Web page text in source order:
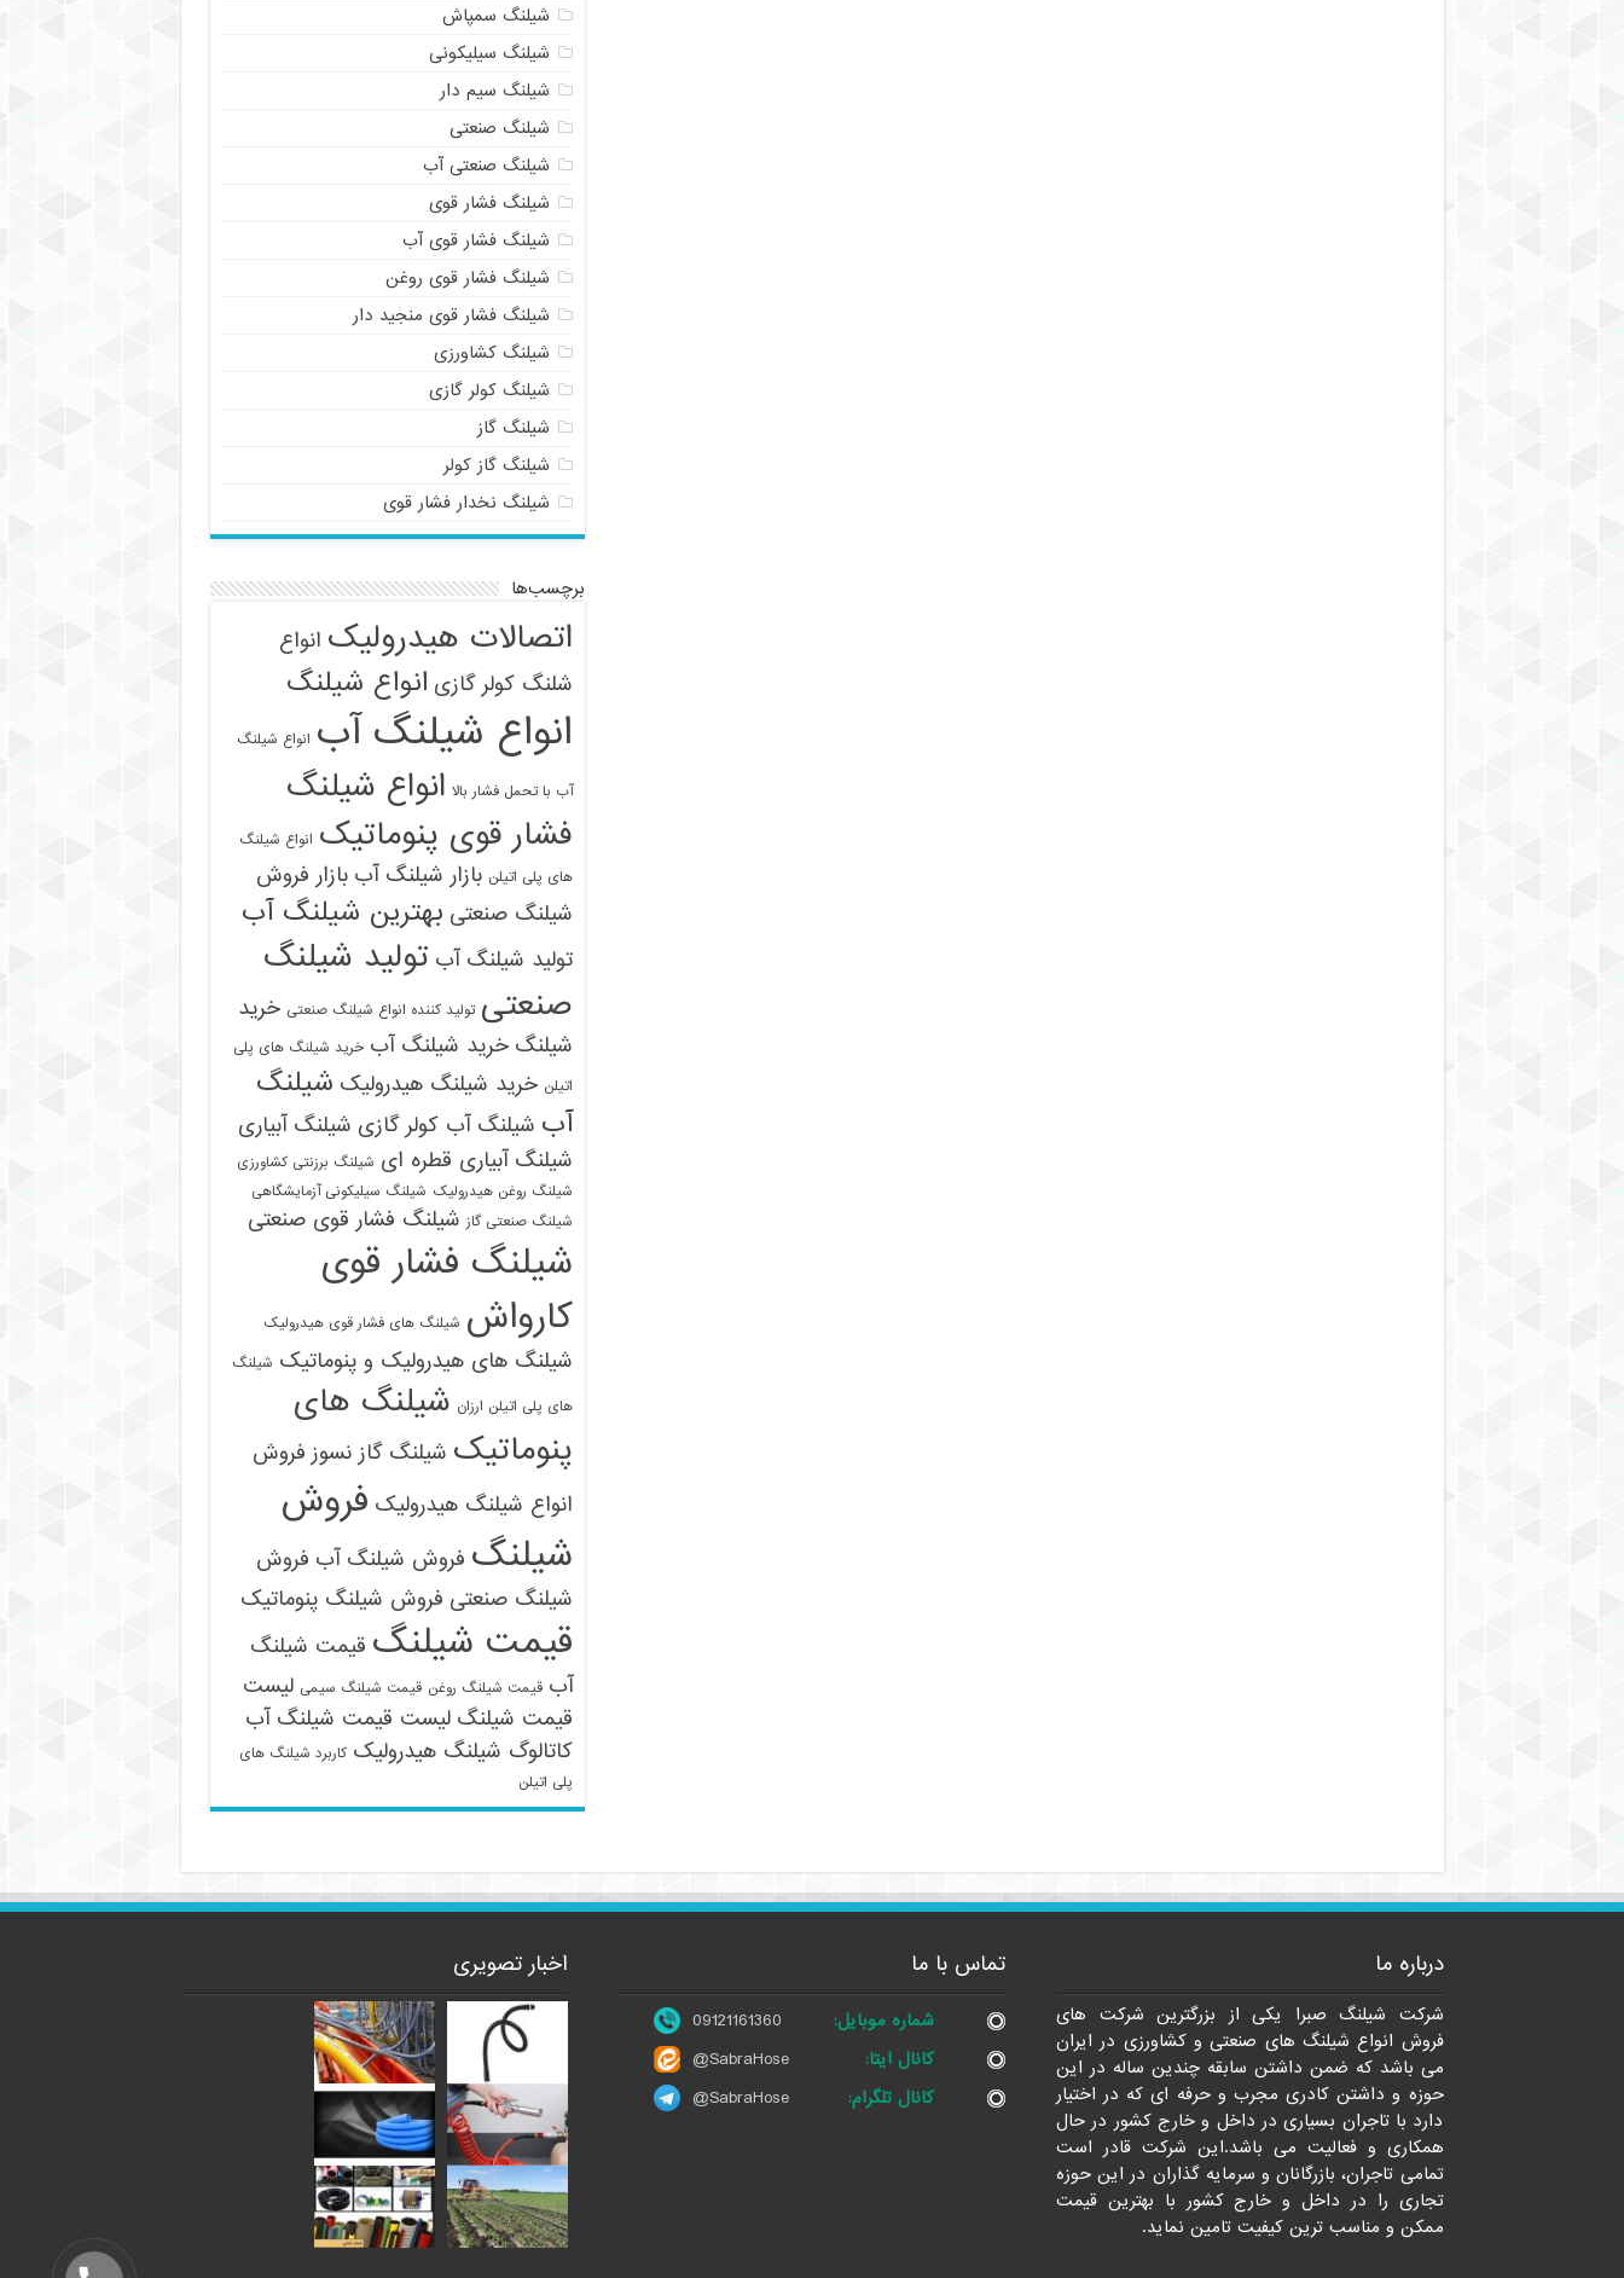
شیلنگ سمپاش
شیلنگ سیلیکونی
شیلنگ سیم دار
شیلنگ صنعتی
شیلنگ صنعتی آب
شیلنگ فشار قوی
شیلنگ فشار قوی آب
شیلنگ فشار قوی روغن
شیلنگ فشار قوی منجید دار
شیلنگ کشاورزی
شیلنگ کولر گازی
شیلنگ گاز
شیلنگ گاز کولر
شیلنگ نخدار فشار قوی
برچسب‌ها
اتصالات هیدرولیک انواع
شلنگ کولر گازی انواع شیلنگ
انواع شیلنگ آب انواع شیلنگ
آب با تحمل فشار بالا انواع شیلنگ
فشار قوی پنوماتیک انواع شیلنگ
های پلی اتیلن بازار شیلنگ آب بازار فروش
شیلنگ صنعتی بهترین شیلنگ آب
تولید شیلنگ آب تولید شیلنگ
صنعتی تولید کننده انواع شیلنگ صنعتی خرید
شیلنگ خرید شیلنگ آب خرید شیلنگ های پلی
اتیلن خرید شیلنگ هیدرولیک شیلنگ
آب شیلنگ آب کولر گازی شیلنگ آبیاری
شیلنگ آبیاری قطره ای شیلنگ برزنتی کشاورزی
شیلنگ روغن هیدرولیک شیلنگ سیلیکونی آزمایشگاهی
شیلنگ صنعتی گاز شیلنگ فشار قوی صنعتی
شیلنگ فشار قوی
کارواش شیلنگ های فشار قوی هیدرولیک
شیلنگ های هیدرولیک و پنوماتیک شیلنگ
های پلی اتیلن ارزان شیلنگ های
پنوماتیک شیلنگ گاز نسوز فروش
انواع شیلنگ هیدرولیک فروش
شیلنگ فروش شیلنگ آب فروش
شیلنگ صنعتی فروش شیلنگ پنوماتیک
قیمت شیلنگ قیمت شیلنگ
آب قیمت شیلنگ روغن قیمت شیلنگ سیمی لیست
قیمت شیلنگ لیست قیمت شیلنگ آب
کاتالوگ شیلنگ هیدرولیک کاربرد شیلنگ های
پلی اتیلن
درباره ما
شرکت شیلنگ صبرا یکی از بزرگترین شرکت های
فروش انواع شیلنگ های صنعتی و کشاورزی در ایران
می باشد که ضمن داشتن سابقه چندین ساله در این
حوزه و داشتن کادری مجرب و حرفه ای که در اختیار
دارد با تاجران بسیاری در داخل و خارج کشور در حال
همکاری و فعالیت می باشد.این شرکت قادر است
تمامی تاجران، بازرگانان و سرمایه گذاران در این حوزه
تجاری را در داخل و خارج کشور با بهترین قیمت
ممکن و مناسب ترین کیفیت تامین نماید.
تماس با ما
شماره موبایل:
09121161360
کانال ایتا:
@SabraHose
کانال تلگرام:
@SabraHose
اخبار تصویری